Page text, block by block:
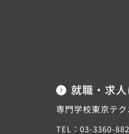
就職・求
専門学校東京テ
TEL：03-3360-